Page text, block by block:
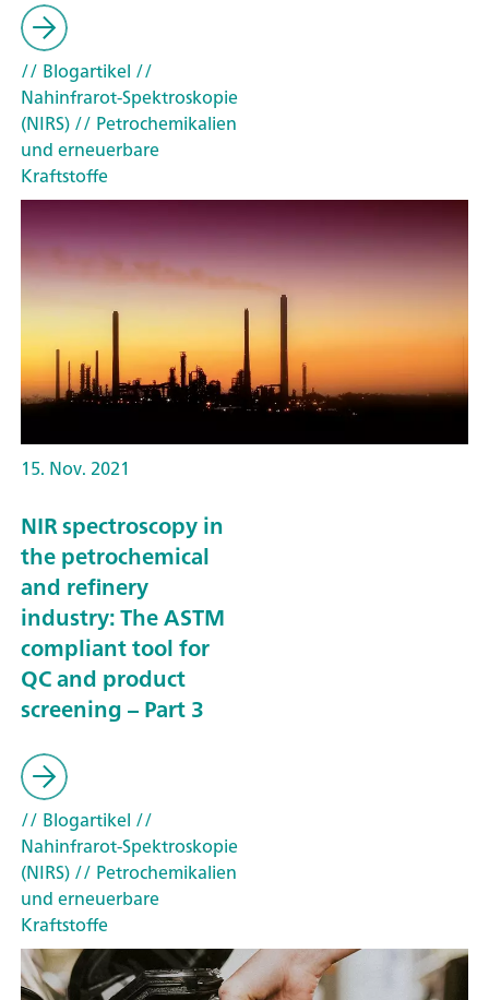
// Blogartikel //
Nahinfrarot-Spektroskopie
(NIRS)// Petrochemikalien
und erneuerbare
Kraftstoffe
15. Nov. 2021
NIR spectroscopy in
the petrochemical
and refinery
industry: The ASTM
compliant tool for
QC and product
screening – Part 3
// Blogartikel //
Nahinfrarot-Spektroskopie
(NIRS)// Petrochemikalien
und erneuerbare
Kraftstoffe